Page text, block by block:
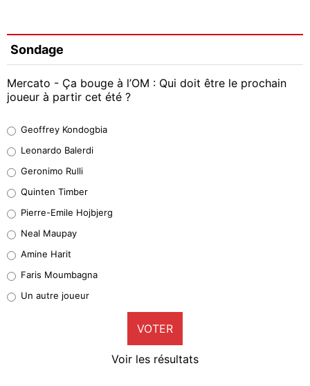
Sondage
Mercato - Ça bouge à l’OM : Qui doit être le prochain
joueur à partir cet été ?
38%
32%
5%
1%
9%
Geoffrey Kondogbia
Leonardo Balerdi
Geronimo Rulli
Quinten Timber
Pierre-Emile Hojbjerg
Neal Maupay
Amine Harit
Faris Moumbagna
Un autre joueur
VOTER
Voir les résultats